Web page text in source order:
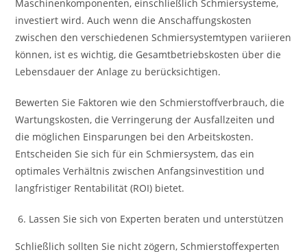
Maschinenkomponenten, einschließlich Schmiersysteme,
investiert wird. Auch wenn die Anschaffungskosten
zwischen den verschiedenen Schmiersystemtypen variieren
können, ist es wichtig, die Gesamtbetriebskosten über die
Lebensdauer der Anlage zu berücksichtigen.
Bewerten Sie Faktoren wie den Schmierstoffverbrauch, die
Wartungskosten, die Verringerung der Ausfallzeiten und
die möglichen Einsparungen bei den Arbeitskosten.
Entscheiden Sie sich für ein Schmiersystem, das ein
optimales Verhältnis zwischen Anfangsinvestition und
langfristiger Rentabilität (ROI) bietet.
Lassen Sie sich von Experten beraten und unterstützen
Schließlich sollten Sie nicht zögern, Schmierstoffexperten